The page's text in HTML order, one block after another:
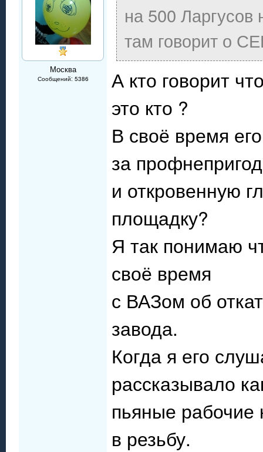
Москва
Сообщений: 5386
на 500
там говорит о
А кто говорит
это кто ?
В своё время
за
и откровенную
площадку?
Я так понимаю
своё время
с ВАЗом об
завода.
Когда я его
рассказывало
пьяные
в резьбу.